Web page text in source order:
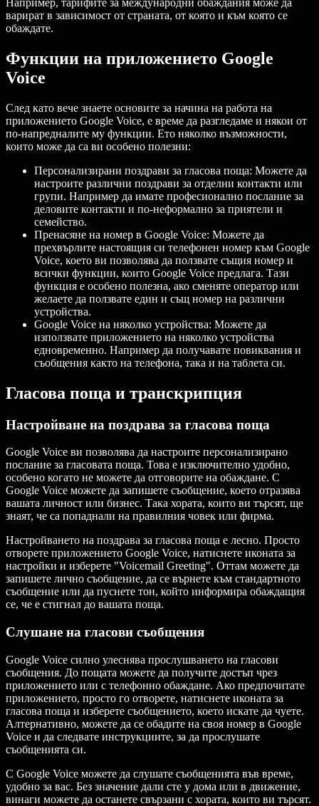
Например, тарифите за международни обаждания може да
варират в зависимост от страната, от която и към която се
обаждате.
Функции на приложението Google
Voice
След като вече знаете основите за начина на работа на
приложението Google Voice, е време да разгледаме и някои от
по-напредналите му функции. Ето няколко възможности,
които може да са ви особено полезни:
Персонализирани поздрави за гласова поща: Можете да
настроите различни поздрави за отделни контакти или
групи. Например да имате професионално послание за
деловите контакти и по-неформално за приятели и
семейство.
Пренасяне на номер в Google Voice: Можете да
прехвърлите настоящия си телефонен номер към Google
Voice, което ви позволява да ползвате същия номер и
всички функции, които Google Voice предлага. Тази
функция е особено полезна, ако сменяте оператор или
желаете да ползвате един и същ номер на различни
устройства.
Google Voice на няколко устройства: Можете да
използвате приложението на няколко устройства
едновременно. Например да получавате повиквания и
съобщения както на телефона, така и на таблета си.
Гласова поща и транскрипция
Настройване на поздрава за гласова поща
Google Voice ви позволява да настроите персонализирано
послание за гласовата поща. Това е изключително удобно,
особено когато не можете да отговорите на обаждане. С
Google Voice можете да запишете съобщение, което отразява
вашата личност или бизнес. Така хората, които ви търсят, ще
знаят, че са попаднали на правилния човек или фирма.
Настройването на поздрава за гласова поща е лесно. Просто
отворете приложението Google Voice, натиснете иконата за
настройки и изберете "Voicemail Greeting". Оттам можете да
запишете лично съобщение, да се върнете към стандартното
съобщение или да пуснете тон, който информира обаждащия
се, че е стигнал до вашата поща.
Слушане на гласови съобщения
Google Voice силно улеснява прослушването на гласови
съобщения. До пощата можете да получите достъп чрез
приложението или с телефонно обаждане. Ако предпочитате
приложението, просто го отворете, натиснете иконата за
гласова поща и изберете съобщението, което искате да чуете.
Алтернативно, можете да се обадите на своя номер в Google
Voice и да следвате инструкциите, за да прослушате
съобщенията си.
С Google Voice можете да слушате съобщенията във време,
удобно за вас. Без значение дали сте у дома или в движение,
винаги можете да останете свързани с хората, които ви търсят.